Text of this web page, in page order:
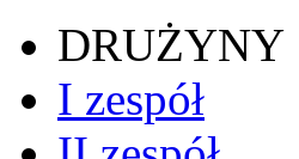
DRUŻYNY
I zespół